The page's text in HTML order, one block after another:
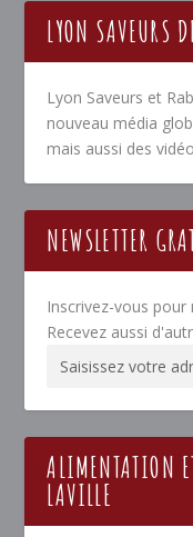
LYON SAVEURS
Lyon Saveurs et
nouveau média
mais aussi des
NEWSLETTER
Inscrivez-vous pour
Recevez aussi
ALIMENTATION
LAVILLE